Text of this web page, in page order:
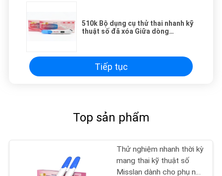
510k Bộ dụng cụ thử thai nhanh kỹ
thuật số đã xóa Giữa dòng
Tiếp tục
Top sản phẩm
Thử nghiệm nhanh thời kỳ
mang thai kỹ thuật số
Misslan dành cho phụ nữ,